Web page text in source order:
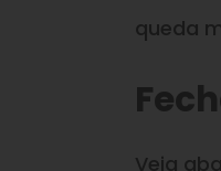
queda
Veja